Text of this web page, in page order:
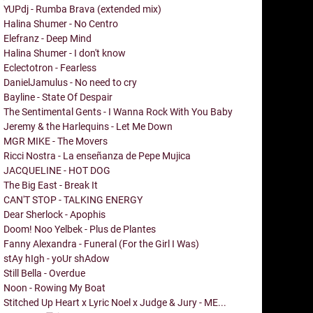
YUPdj - Rumba Brava (extended mix)
Halina Shumer - No Centro
Elefranz - Deep Mind
Halina Shumer - I don't know
Eclectotron - Fearless
DanielJamulus - No need to cry
Bayline - State Of Despair
The Sentimental Gents - I Wanna Rock With You Baby
Jeremy & the Harlequins - Let Me Down
MGR MIKE - The Movers
Ricci Nostra - La enseñanza de Pepe Mujica
JACQUELINE - HOT DOG
The Big East - Break It
CAN'T STOP - TALKING ENERGY
Dear Sherlock - Apophis
Doom! Noo Yelbek - Plus de Plantes
Fanny Alexandra - Funeral (For the Girl I Was)
stAy hIgh - yoUr shAdow
Still Bella - Overdue
Noon - Rowing My Boat
Stitched Up Heart x Lyric Noel x Judge & Jury - ME...